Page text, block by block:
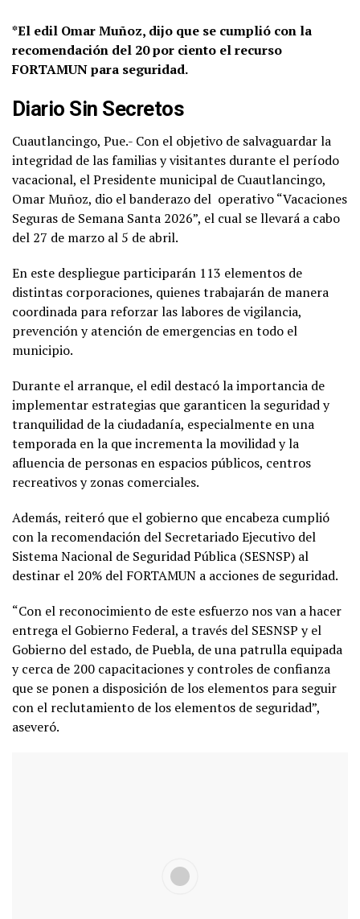
*El edil Omar Muñoz, dijo que se cumplió con la
recomendación del 20 por ciento el recurso
FORTAMUN para seguridad.
Diario Sin Secretos
Cuautlancingo, Pue.- Con el objetivo de salvaguardar la
integridad de las familias y visitantes durante el período
vacacional, el Presidente municipal de Cuautlancingo,
Omar Muñoz, dio el banderazo del operativo “Vacaciones
Seguras de Semana Santa 2026”, el cual se llevará a cabo
del 27 de marzo al 5 de abril.
En este despliegue participarán 113 elementos de
distintas corporaciones, quienes trabajarán de manera
coordinada para reforzar las labores de vigilancia,
prevención y atención de emergencias en todo el
municipio.
Durante el arranque, el edil destacó la importancia de
implementar estrategias que garanticen la seguridad y
tranquilidad de la ciudadanía, especialmente en una
temporada en la que incrementa la movilidad y la
afluencia de personas en espacios públicos, centros
recreativos y zonas comerciales.
Además, reiteró que el gobierno que encabeza cumplió
con la recomendación del Secretariado Ejecutivo del
Sistema Nacional de Seguridad Pública (SESNSP) al
destinar el 20% del FORTAMUN a acciones de seguridad.
“Con el reconocimiento de este esfuerzo nos van a hacer
entrega el Gobierno Federal, a través del SESNSP y el
Gobierno del estado, de Puebla, de una patrulla equipada
y cerca de 200 capacitaciones y controles de confianza
que se ponen a disposición de los elementos para seguir
con el reclutamiento de los elementos de seguridad”,
aseveró.